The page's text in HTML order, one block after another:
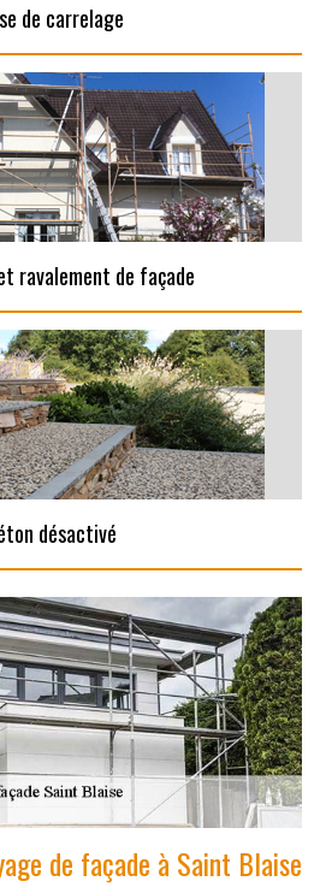
de carrelage
ravalement de façade
désactivé
de façade à Saint Blaise